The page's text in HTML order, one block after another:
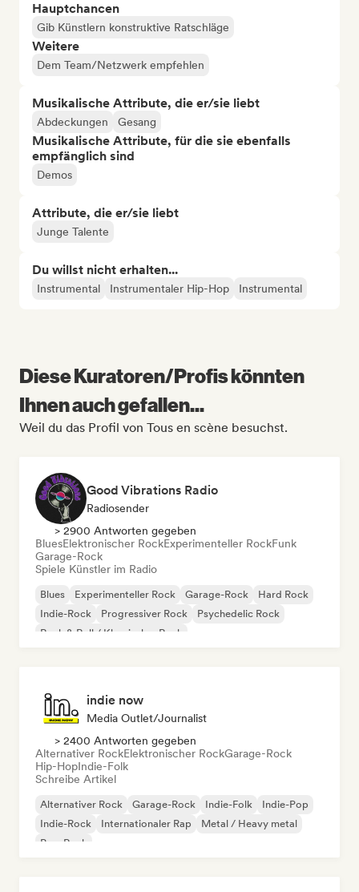
Hauptchancen
Gib Künstlern konstruktive Ratschläge
Weitere
Dem Team/Netzwerk empfehlen
Musikalische Attribute, die er/sie liebt
Abdeckungen Gesang
Musikalische Attribute, für die sie ebenfalls
empfänglich sind
Demos
Attribute, die er/sie liebt
Junge Talente
Du willst nicht erhalten...
Instrumental Instrumentaler Hip-Hop Instrumental
Diese Kuratoren/Profis könnten
Ihnen auch gefallen...
Weil du das Profil von Tous en scène besuchst.
Good Vibrations Radio
Radiosender
> 2900 Antworten gegeben
BluesElektronischer RockExperimenteller RockFunk
Garage-Rock
Spiele Künstler im Radio
Blues Experimenteller Rock Garage-Rock
Hard Rock
Indie-Rock
Progressiver Rock
Psychedelic Rock
Rock & Roll / Klassischer Rock
indie now
Media Outlet/Journalist
> 2400 Antworten gegeben
Alternativer RockElektronischer RockGarage-Rock
Hip-HopIndie-Folk
Schreibe Artikel
Alternativer Rock Garage-Rock Indie-Folk
Indie-Pop
Indie-Rock
Internationaler Rap
Metal / Heavy metal
Pop-Rock